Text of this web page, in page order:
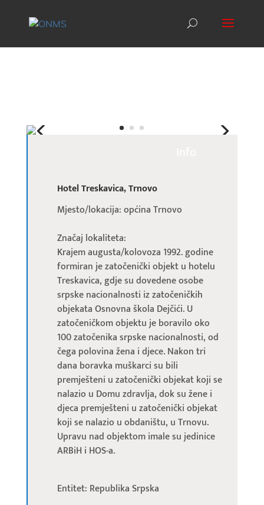
Hotel Treskavica, Trnovo
Mjesto/lokacija: općina Trnovo
Značaj lokaliteta:
Krajem augusta/kolovoza 1992. godine
formiran je zatočenički objekt u hotelu
Treskavica, gdje su dovedene osobe
srpske nacionalnosti iz zatočeničkih
objekata Osnovna škola Dejčići. U
zatočeničkom objektu je boravilo oko
100 zatočenika srpske nacionalnosti, od
čega polovina žena i djece. Nakon tri
dana boravka muškarci su bili
premješteni u zatočenički objekat koji se
nalazio u Domu zdravlja, dok su žene i
djeca premješteni u zatočenički objekat
koji se nalazio u obdaništu, u Trnovu.
Upravu nad objektom imale su jedinice
ARBiH i HOS-a.
Entitet: Republika Srpska